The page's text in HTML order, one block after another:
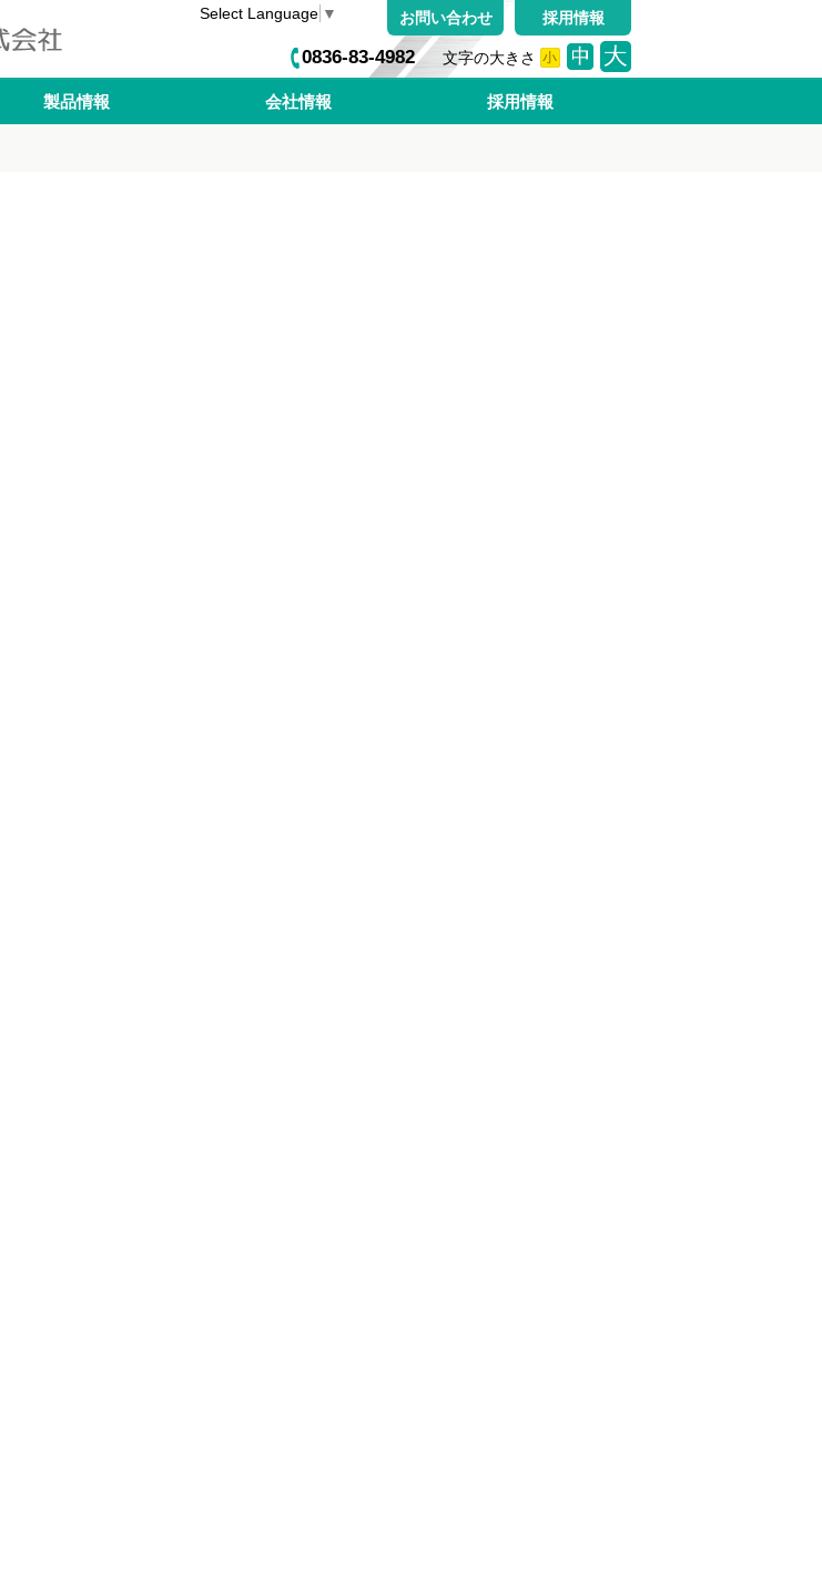
採用情報
お問い合わせ
Select Language ▼
文字の大きさ
小
中
0836-83-4982
製品情報 会社情報 採用情報